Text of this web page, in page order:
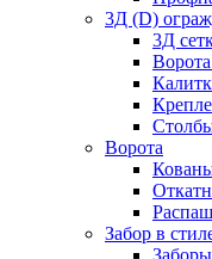
3Д (D)
3Д
Ворота
Забор в